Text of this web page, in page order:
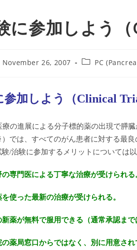
に参加しよう
November 26, 2007
PostPC
参加しよう（Clinical
の進展による分子標的薬の出現で膵
では、すべてのがん患者に対する最良
験/治験に参加するメリットについては
門医による丁寧な治療が受けられる
った最新の治療が受けられる。
無料で服用できる（通常承認まで
窓口からではなく、別に用意され